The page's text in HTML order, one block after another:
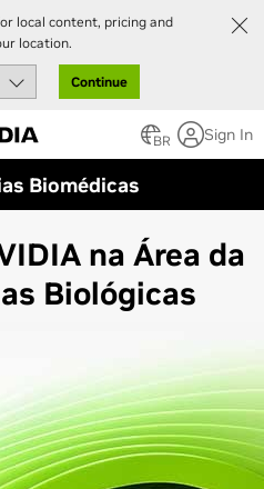
local content, pricing and
location.
Continue
BR Sign In
Biomédicas
na Área da
Biológicas